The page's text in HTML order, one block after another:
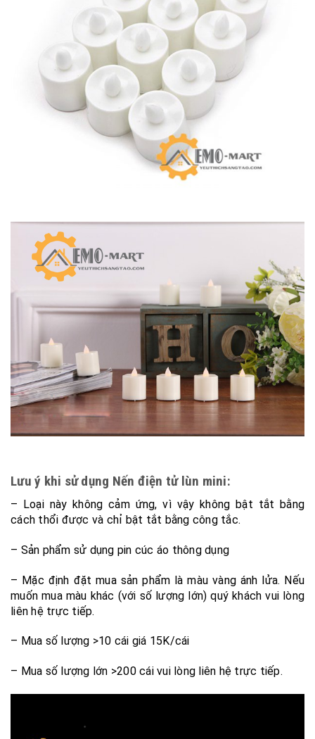
Lưu ý khi sử dụng Nến điện tử lùn mini:
– Loại này không cảm ứng, vì vậy không bật tắt bằng
cách thổi được và chỉ bật tắt bằng công tắc.
– Sản phẩm sử dụng pin cúc áo thông dụng
– Mặc định đặt mua sản phẩm là màu vàng ánh lửa. Nếu
muốn mua màu khác (với số lượng lớn) quý khách vui lòng
liên hệ trực tiếp.
– Mua số lượng >10 cái giá 15K/cái
– Mua số lượng lớn >200 cái vui lòng liên hệ trực tiếp.